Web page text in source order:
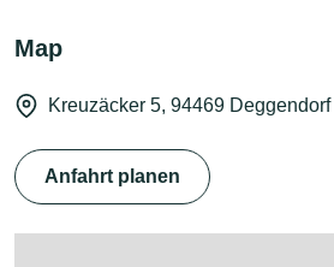
Map
Kreuzäcker 5, 94469 Deggendorf
Anfahrt planen